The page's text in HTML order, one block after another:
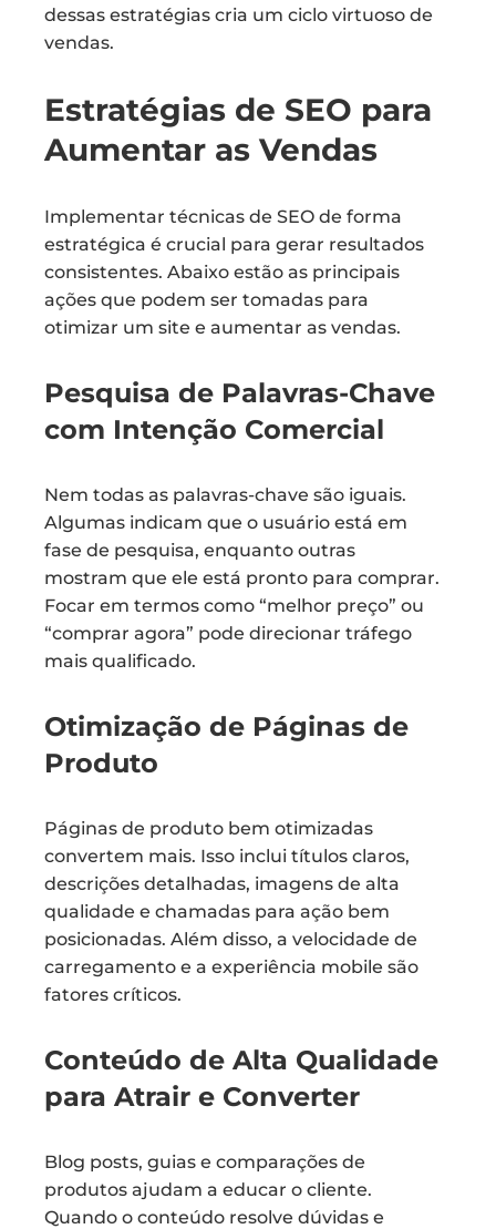
dessas estratégias cria um ciclo virtuoso de
vendas.
Estratégias de SEO para
Aumentar as Vendas
Implementar técnicas de SEO de forma
estratégica é crucial para gerar resultados
consistentes. Abaixo estão as principais
ações que podem ser tomadas para
otimizar um site e aumentar as vendas.
Pesquisa de Palavras-Chave
com Intenção Comercial
Nem todas as palavras-chave são iguais.
Algumas indicam que o usuário está em
fase de pesquisa, enquanto outras
mostram que ele está pronto para comprar.
Focar em termos como “melhor preço” ou
“comprar agora” pode direcionar tráfego
mais qualificado.
Otimização de Páginas de
Produto
Páginas de produto bem otimizadas
convertem mais. Isso inclui títulos claros,
descrições detalhadas, imagens de alta
qualidade e chamadas para ação bem
posicionadas. Além disso, a velocidade de
carregamento e a experiência mobile são
fatores críticos.
Conteúdo de Alta Qualidade
para Atrair e Converter
Blog posts, guias e comparações de
produtos ajudam a educar o cliente.
Quando o conteúdo resolve dúvidas e